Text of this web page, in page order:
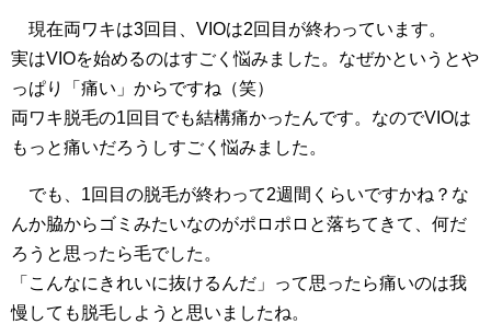
現在両ワキは3回目、VIOは2回目が終わっています。
実はVIOを始めるのはすごく悩みました。なぜかというとや
っぱり「痛い」からですね（笑）
両ワキ脱毛の1回目でも結構痛かったんです。なのでVIOは
もっと痛いだろうしすごく悩みました。
でも、1回目の脱毛が終わって2週間くらいですかね？な
んか脇からゴミみたいなのがポロポロと落ちてきて、何だ
ろうと思ったら毛でした。
「こんなにきれいに抜けるんだ」って思ったら痛いのは我
慢しても脱毛しようと思いましたね。